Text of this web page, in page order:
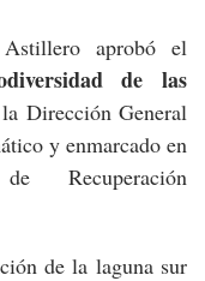
aprobó el
de las
Dirección General
y enmarcado en
Recuperación
de la laguna sur